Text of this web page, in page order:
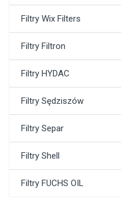
Filtry Wix Filters
Filtry Filtron
Filtry HYDAC
Filtry Sędziszów
Filtry Separ
Filtry Shell
Filtry FUCHS OIL